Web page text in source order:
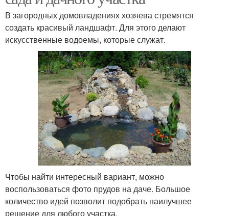
В загородных домовладениях хозяева стремятся
создать красивый ландшафт. Для этого делают
искусственные водоемы, которые служат.
Чтобы найти интересный вариант, можно
воспользоваться фото прудов на даче. Большое
количество идей позволит подобрать наилучшее
решение для любого участка.